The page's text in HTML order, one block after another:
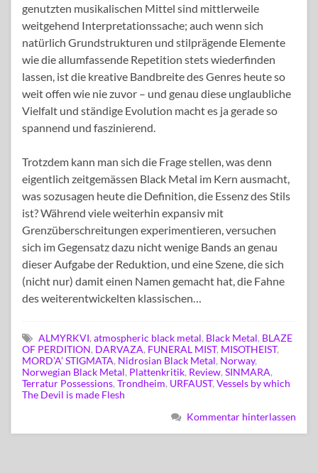
genutzten musikalischen Mittel sind mittlerweile
weitgehend Interpretationssache; auch wenn sich
natürlich Grundstrukturen und stilprägende Elemente
wie die allumfassende Repetition stets wiederfinden
lassen, ist die kreative Bandbreite des Genres heute so
weit offen wie nie zuvor – und genau diese unglaubliche
Vielfalt und ständige Evolution macht es ja gerade so
spannend und faszinierend.
Trotzdem kann man sich die Frage stellen, was denn
eigentlich zeitgemässen Black Metal im Kern ausmacht,
was sozusagen heute die Definition, die Essenz des Stils
ist? Während viele weiterhin expansiv mit
Grenzüberschreitungen experimentieren, versuchen
sich im Gegensatz dazu nicht wenige Bands an genau
dieser Aufgabe der Reduktion, und eine Szene, die sich
(nicht nur) damit einen Namen gemacht hat, die Fahne
des weiterentwickelten klassischen…
ALMYRKVI, atmospheric black metal, Black Metal, BLAZE
OF PERDITION, DARVAZA, FUNERAL MIST, MISOTHEIST,
MORD’A’ STIGMATA, Nidrosian Black Metal, Norway,
Norwegian Black Metal, Plattenkritik, Review, SINMARA,
Terratur Possessions, Trondheim, URFAUST, Vessels by which
The Devil is made Flesh
Kommentar hinterlassen